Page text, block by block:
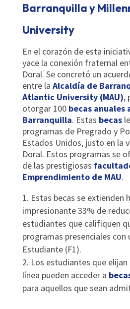
Barranquilla y
University
En el corazón de esta
yace la conexión fraternal
Doral. Se concretó un
entre la Alcaldía de
Atlantic University (MAU),
otorgar 100 becas anuales
Barranquilla. Estas becas
programas de Pregrado y
Estados Unidos, justo en la
Doral. Estos programas se
de las prestigiosas
Emprendimiento de MAU.
Estas becas se extienden
impresionante 33% de
estudiantes que califiquen
programas presenciales con
Estudiante (F1).
Los estudiantes que
línea pueden acceder a
para aquellos que sean